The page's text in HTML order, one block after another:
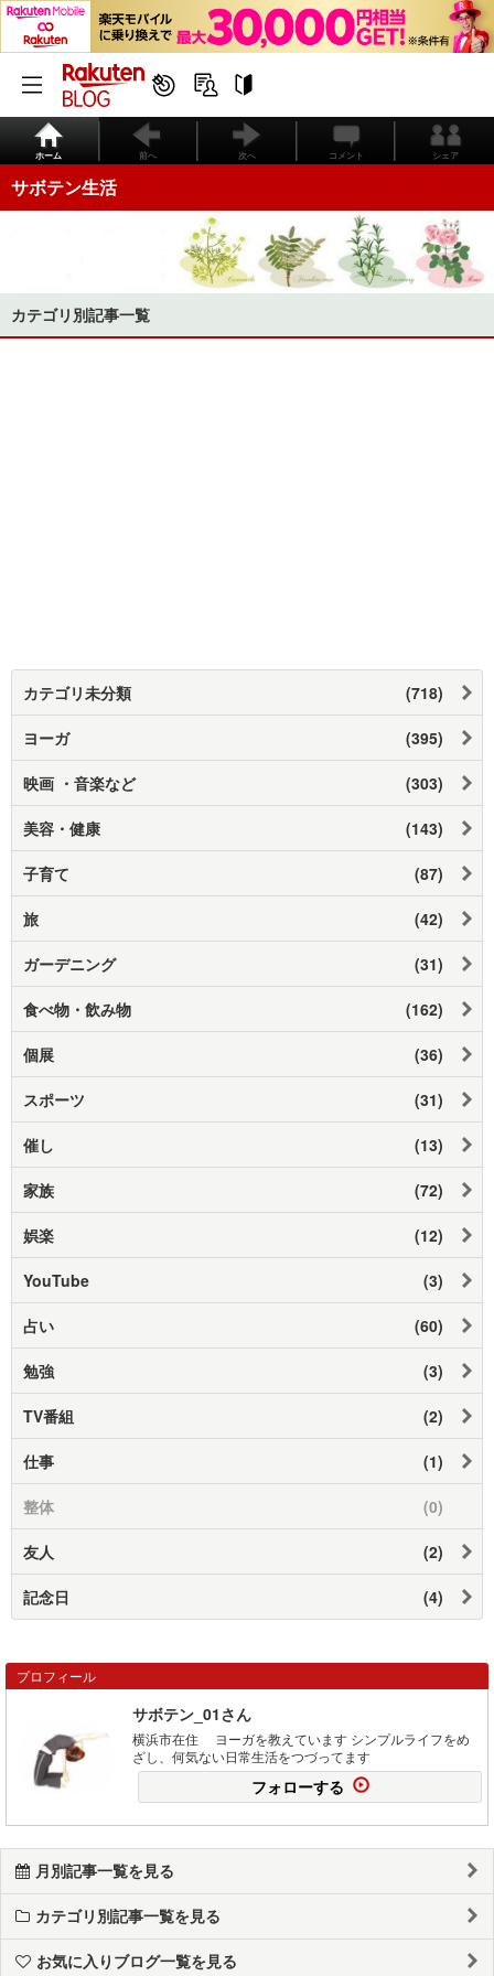
ホーム 前へ 次へ コメント シェア
サボテン生活
カテゴリ別記事一覧
カテゴリ未分類 (718)
ヨーガ (395)
映画 ・音楽など (303)
美容・健康 (143)
子育て (87)
旅 (42)
ガーデニング (31)
食べ物・飲み物 (162)
個展 (36)
スポーツ (31)
催し (13)
家族 (72)
娯楽 (12)
YouTube (3)
占い (60)
勉強 (3)
TV番組 (2)
仕事 (1)
整体 (0)
友人 (2)
記念日 (4)
プロフィール
サボテン_01さん
横浜市在住 ヨーガを教えています シンプルライフをめ
ざし、何気ない日常生活をつづってます
フォローする
月別記事一覧を見る
カテゴリ別記事一覧を見る
お気に入りブログ一覧を見る